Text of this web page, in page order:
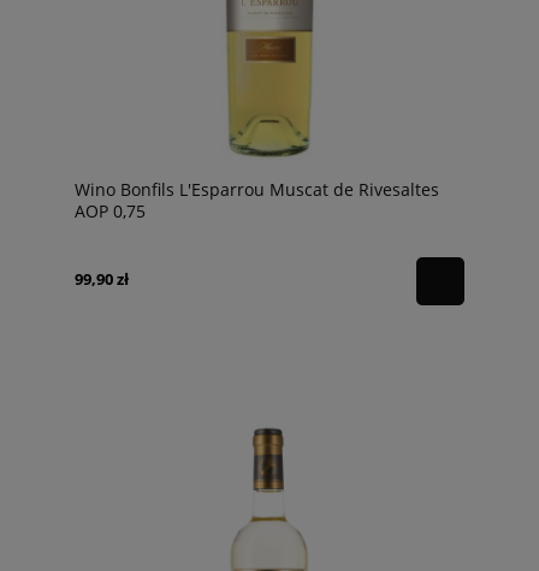
Wino Bonfils L'Esparrou Muscat de Rivesaltes
AOP 0,75
99,90 zł